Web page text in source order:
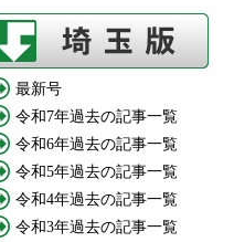
最新号
令和7年過去の記事一覧
令和6年過去の記事一覧
令和5年過去の記事一覧
令和4年過去の記事一覧
令和3年過去の記事一覧